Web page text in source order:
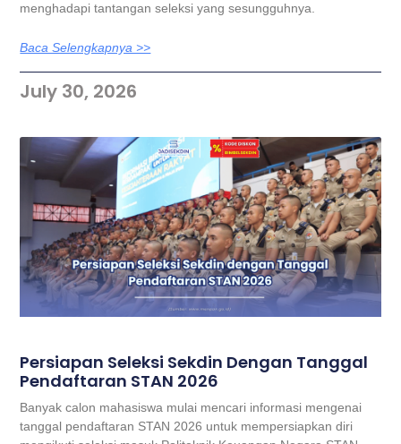
menghadapi tantangan seleksi yang sesungguhnya.
Baca Selengkapnya >>
July 30, 2026
Persiapan Seleksi Sekdin Dengan Tanggal
Pendaftaran STAN 2026
Banyak calon mahasiswa mulai mencari informasi mengenai
tanggal pendaftaran STAN 2026 untuk mempersiapkan diri